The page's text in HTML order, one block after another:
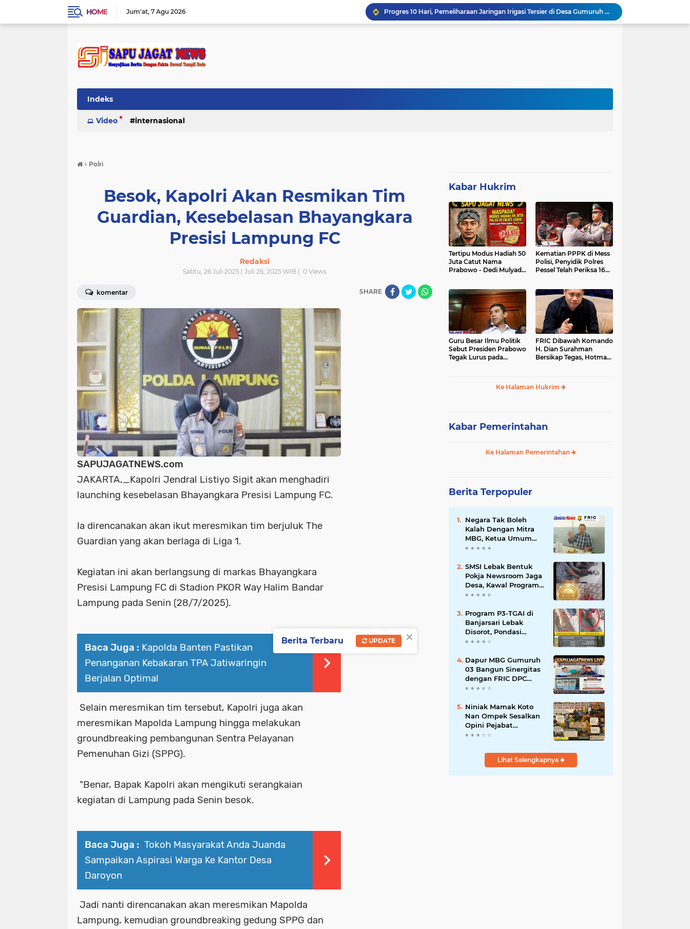
HOME Jum'at 7 Agu 2026
Progres 10 Hari, Pemeliharaan Jaringan Irigasi Tersier di Desa Gumuruh Cileles Berjalan Lancar Sesuai SOP
Program P3-TGAI di Banjarsari Lebak Disorot, Pondasi Diduga Terisi Tanah, Pelaksana Terancam Sanksi Berat Hingga Pidana
ORMAS GAIB 212 DPC LEBAK AKSI DAMAI TUNTUT AUDIT ANGGARAN DAN EVALUASI 50 ANGGOTA DPRD
Indeks
Video internasional
› Polri
Besok, Kapolri Akan Resmikan Tim
Guardian, Kesebelasan Bhayangkara
Presisi Lampung FC
Redaksi
Sabtu, 26 Juli 2025 | Juli 26, 2025 WIB | 0 Views
komentar SHARE
SAPUJAGATNEWS.com
JAKARTA,_Kapolri Jendral Listiyo Sigit akan menghadiri
launching kesebelasan Bhayangkara Presisi Lampung FC.
Ia direncanakan akan ikut meresmikan tim berjuluk The
Guardian yang akan berlaga di Liga 1.
Kegiatan ini akan berlangsung di markas Bhayangkara
Presisi Lampung FC di Stadion PKOR Way Halim Bandar
Lampung pada Senin (28/7/2025).
Baca Juga : Kapolda Banten Pastikan
Penanganan Kebakaran TPA Jatiwaringin
Berjalan Optimal
Selain meresmikan tim tersebut, Kapolri juga akan
meresmikan Mapolda Lampung hingga melakukan
groundbreaking pembangunan Sentra Pelayanan
Pemenuhan Gizi (SPPG).
"Benar, Bapak Kapolri akan mengikuti serangkaian
kegiatan di Lampung pada Senin besok.
Baca Juga : Tokoh Masyarakat Anda Juanda
Sampaikan Aspirasi Warga Ke Kantor Desa
Daroyon
Jadi nanti direncanakan akan meresmikan Mapolda
Lampung, kemudian groundbreaking gedung SPPG dan
Kabar Hukrim
Tertipu Modus Hadiah 50
Juta Catut Nama
Prabowo - Dedi Mulyadi,
Juta Lebih
Kematian PPPK di Mess
Polisi, Penyidik Polres
Pessel Telah Periksa 16
Guru Besar Ilmu Politik
Sebut Presiden Prabowo
Tegak Lurus pada
FRIC Dibawah Komando
H. Dian Surahman
Bersikap Tegas, Hotman
Merendahkan Wartawan
Ke Halaman Hukrim
Kabar Pemerintahan
Ke Halaman Pemerintahan
Berita Terpopuler
Negara Tak Boleh
Kalah Dengan Mitra
MBG, Ketua Umum
APKLI-P: Silahkan
Kantin Sekolah
SMSI Lebak Bentuk
Pokja Newsroom Jaga
Desa, Kawal Program
Desa Agar Bisa Maju
Program P3-TGAI di
Banjarsari Lebak
Disorot, Pondasi
Diduga Terisi Tanah,
Sanksi Berat Hingga
Pidana
Dapur MBG Gumuruh
03 Bangun Sinergitas
dengan FRIC DPC
Kabupaten Lebak,
SOP BGN Pusat
Niniak Mamak Koto
Nan Ompek Sesalkan
Opini Pejabat
Payakumbuh Soal
Jabatan
Lihat Selengkapnya
×
Berita Terbaru UPDATE